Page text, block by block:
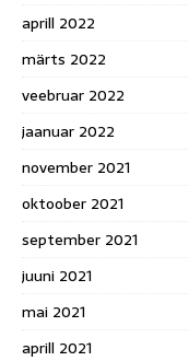
aprill 2022
märts 2022
veebruar 2022
jaanuar 2022
november 2021
oktoober 2021
september 2021
juuni 2021
mai 2021
aprill 2021